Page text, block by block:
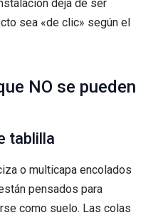
deja de ser
sea «de clic» según el
NO se pueden
tablilla
o multicapa encolados
pensados para
como suelo. Las colas